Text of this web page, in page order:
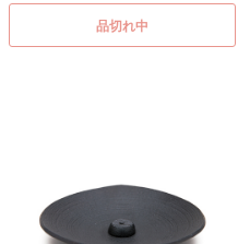
品切れ中